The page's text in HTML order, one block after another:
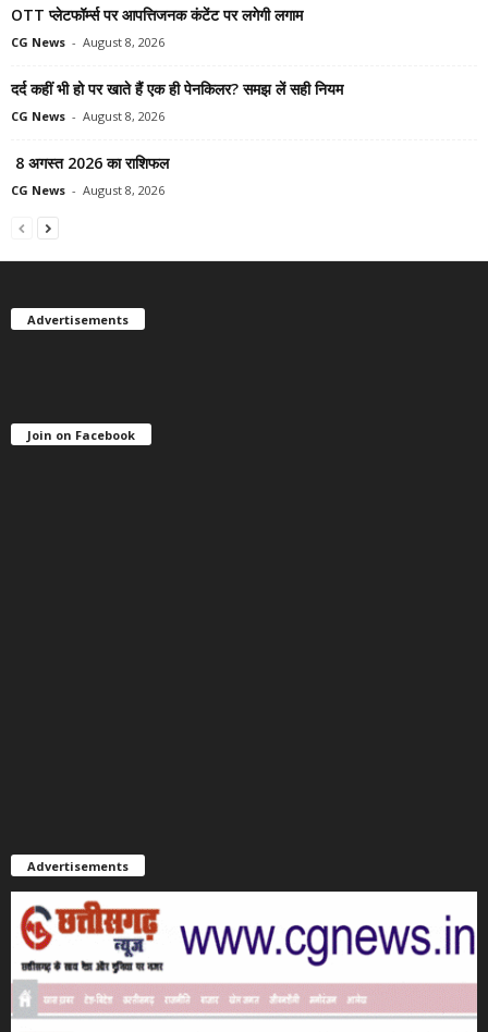
OTT प्लेटफॉर्म्स पर आपत्तिजनक कंटेंट पर लगेगी लगाम
CG News - August 8, 2026
दर्द कहीं भी हो पर खाते हैं एक ही पेनकिलर? समझ लें सही नियम
CG News - August 8, 2026
8 अगस्त 2026 का राशिफल
CG News - August 8, 2026
Advertisements
Join on Facebook
Advertisements